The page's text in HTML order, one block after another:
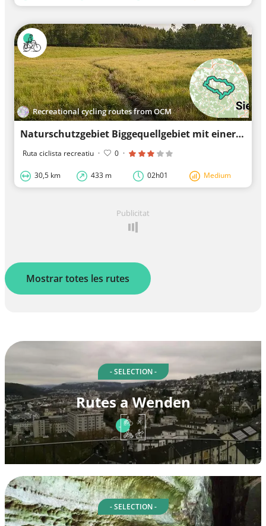
Recreational cycling routes from OCM
Naturschutzgebiet Biggequellgebiet mit einer Fahrradschleife
Ruta ciclista recreatiu · 0 ·
30,5 km 433 m 02h01 Medium
Publicitat
Mostrar totes les rutes
- SELECTION -
Rutes a Wenden
- SELECTION -